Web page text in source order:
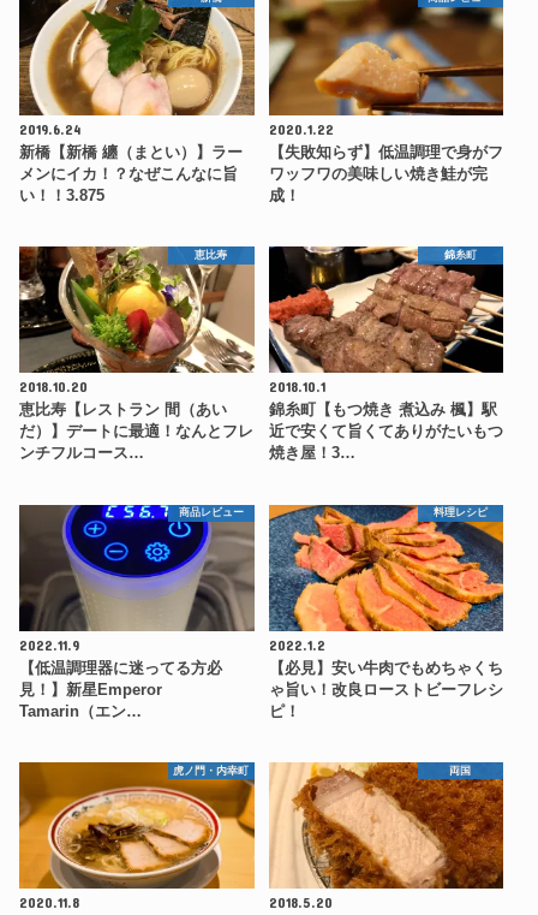
2019.6.24
新橋【新橋 纏（まとい）】ラー
メンにイカ！？なぜこんなに旨
い！！3.875
2020.1.22
【失敗知らず】低温調理で身がフ
ワッフワの美味しい焼き鮭が完
成！
恵比寿
2018.10.20
恵比寿【レストラン 間（あい
だ）】デートに最適！なんとフレ
ンチフルコース…
錦糸町
2018.10.1
錦糸町【もつ焼き 煮込み 楓】駅
近で安くて旨くてありがたいもつ
焼き屋！3…
商品レビュー
2022.11.9
【低温調理器に迷ってる方必
見！】新星Emperor
Tamarin（エン…
料理レシピ
2022.1.2
【必見】安い牛肉でもめちゃくち
ゃ旨い！改良ローストビーフレシ
ピ！
虎ノ門・内幸町
2020.11.8
両国
2018.5.20